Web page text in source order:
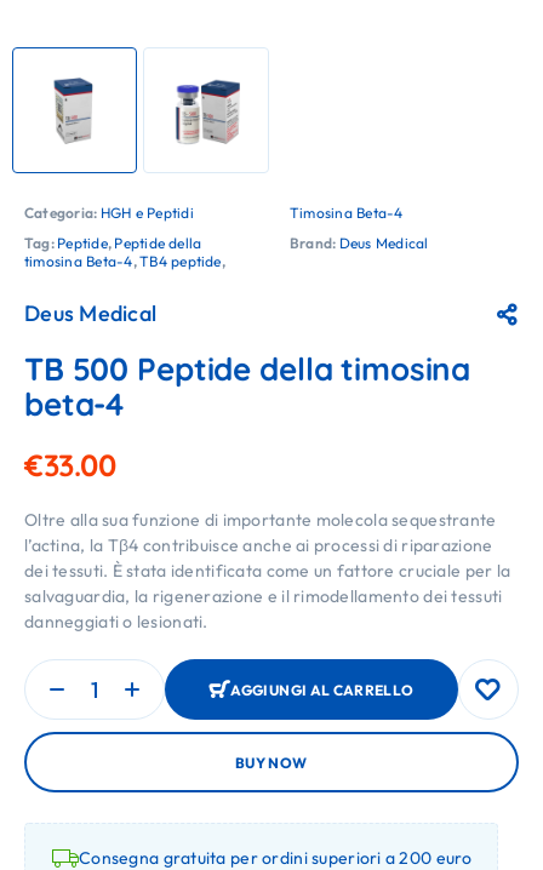
Categoria: HGH e Peptidi
Tag: Peptide, Peptide della
timosina Beta-4,TB4 peptide,
Timosina Beta-4
Brand: Deus Medical
Deus Medical
TB 500 Peptide della timosina
beta-4
€33.00
Oltre alla sua funzione di importante molecola sequestrante
l’actina, la Tβ4 contribuisce anche ai processi di riparazione
dei tessuti. È stata identificata come un fattore cruciale per la
salvaguardia, la rigenerazione e il rimodellamento dei tessuti
danneggiati o lesionati.
AGGIUNGI AL CARRELLO
BUY NOW
Consegna gratuita per ordini superiori a 200 euro